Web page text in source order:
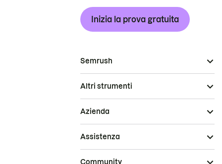
Inizia la prova gratuita
Semrush
Altri strumenti
Azienda
Assistenza
Community